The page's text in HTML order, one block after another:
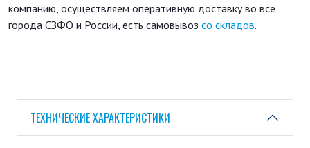
компанию, осуществляем оперативную доставку во все
города СЗФО и России, есть самовывоз со складов.
ТЕХНИЧЕСКИЕ ХАРАКТЕРИСТИКИ